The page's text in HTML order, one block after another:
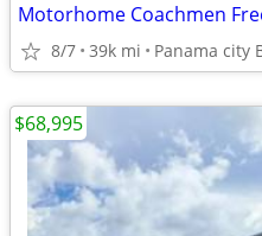
Motorhome Coachmen
8/7 39k mi Panama city
$68,995